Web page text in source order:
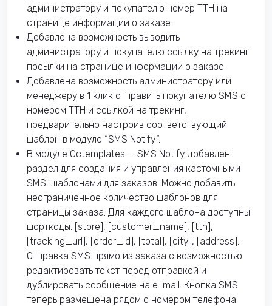
администратору и покупателю номер ТТН на
странице информации о заказе.
Добавлена возможность выводить
администратору и покупателю ссылку на трекинг
посылки на странице информации о заказе.
Добавлена возможность администратору или
менеджеру в 1 клик отправить покупателю SMS с
номером ТТН и ссылкой на трекинг,
предварительно настроив соответствующий
шаблон в модуле “SMS Notify”.
В модуле Octemplates — SMS Notify добавлен
раздел для создания и управления кастомными
SMS-шаблонами для заказов. Можно добавить
неограниченное количество шаблонов для
страницы заказа. Для каждого шаблона доступны
шорткоды: [store], [customer_name], [ttn],
[tracking_url], [order_id], [total], [city], [address].
Отправка SMS прямо из заказа с возможностью
редактировать текст перед отправкой и
дублировать сообщение на e-mail. Кнопка SMS
теперь размещена рядом с номером телефона